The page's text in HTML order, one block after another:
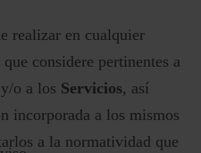
realizar en cualquier
considere pertinentes a
o a los Servicios, así
incorporada a los mismos
a la normatividad que